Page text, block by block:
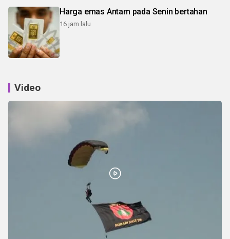
Harga emas Antam pada Senin bertahan
16 jam lalu
Video